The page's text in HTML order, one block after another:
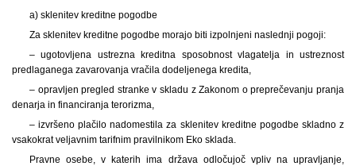
a) sklenitev kreditne pogodbe
Za sklenitev kreditne pogodbe morajo biti izpolnjeni naslednji pogoji:
– ugotovljena ustrezna kreditna sposobnost vlagatelja in ustreznost
predlaganega zavarovanja vračila dodeljenega kredita,
– opravljen pregled stranke v skladu z Zakonom o preprečevanju pranja
denarja in financiranja terorizma,
– izvršeno plačilo nadomestila za sklenitev kreditne pogodbe skladno z
vsakokrat veljavnim tarifnim pravilnikom Eko sklada.
Pravne osebe, v katerih ima država odločujoč vpliv na upravljanje,